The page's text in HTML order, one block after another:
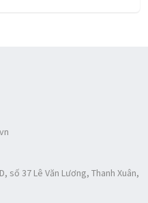
số 37 Lê Văn Lương, Thanh Xuân,